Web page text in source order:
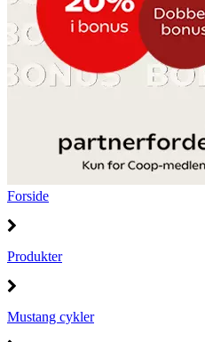
Forside
Produkter
Mustang cykler